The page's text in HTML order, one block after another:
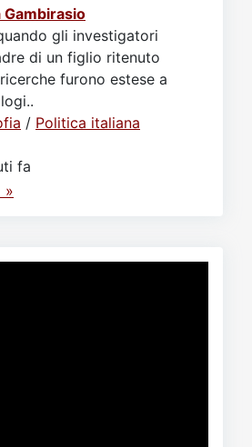
Gambirasio
gli investigatori
di un figlio ritenuto
furono estese a
/ Politica italiana
fa
»